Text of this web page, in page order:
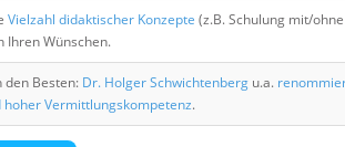
Vielzahl didaktischer Konzepte (z.B. Schulung mit/
Ihren Wünschen.
den Besten: Dr. Holger Schwichtenberg u.a.
hoher Vermittlungskompetenz.